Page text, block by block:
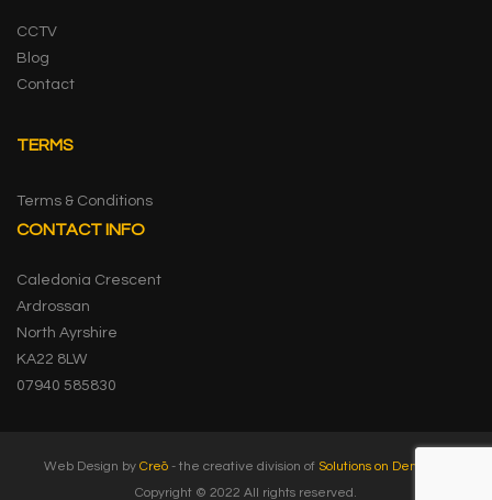
CCTV
Blog
Contact
TERMS
Terms & Conditions
CONTACT INFO
Caledonia Crescent
Ardrossan
North Ayrshire
KA22 8LW
07940 585830
Web Design by Creō - the creative division of Solutions on Demand
Copyright © 2022 All rights reserved.